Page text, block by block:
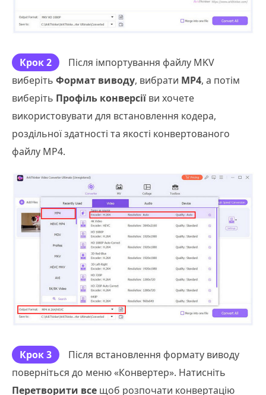
Крок 2
Після імпортування файлу MKV
виберіть Формат виводу, вибрати MP4, а потім
виберіть Профіль конверсії ви хочете
використовувати для встановлення кодера,
роздільної здатності та якості конвертованого
файлу MP4.
Крок 3
Після встановлення формату виводу
поверніться до меню «Конвертер». Натисніть
Перетворити все щоб розпочати конвертацію